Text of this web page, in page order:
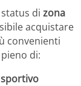
di zona
acquistare
convenienti
di: